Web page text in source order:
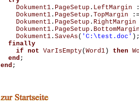
Dokument1 . PageSetup . LeftMargin
Dokument1 . PageSetup . TopMargin
Dokument1 . PageSetup . RightMargin
Dokument1 . PageSetup .
Dokument1 . SaveAs ( 'C:\test.doc'
finally
if not VarIsEmpty( Word1 ) then
end ;
end ;